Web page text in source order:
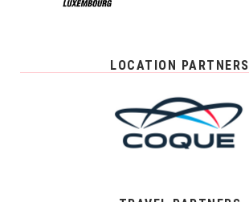
LOCATION PARTNERS